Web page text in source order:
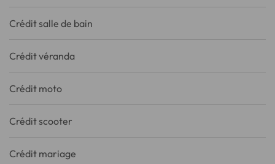
Crédit salle de bain
Crédit véranda
Crédit moto
Crédit scooter
Crédit mariage